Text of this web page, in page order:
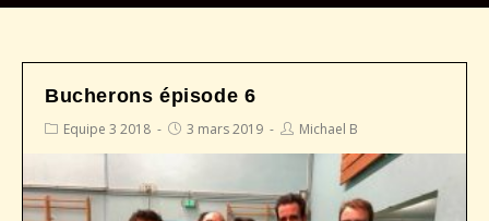
Bucherons épisode 6
Equipe 3 2018 3 mars 2019 Michael B